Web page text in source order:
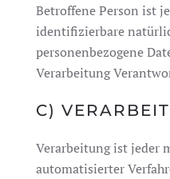
Betroffene Person ist
identifizierbare
personenbezogene
Verarbeitung
C)
Verarbeitung ist jeder
automatisierter